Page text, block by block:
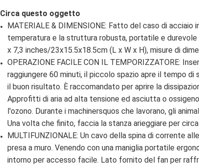
Circa questo oggetto
MATERIALE & DIMENSIONE: Fatto del caso di
temperatura e la struttura robusta, portatile e durevole
x 7,3 inches/23x15.5x18.5cm (L x W x H), misure di
OPERAZIONE FACILE CON IL TEMPORIZZATORE:
raggiungere 60 minuti, il piccolo spazio apre il tempo
il buon risultato. È raccomandato per aprire la
Approfitti di aria ad alta tensione ed asciutta o
l'ozono. Durante i machinersquos che lavorano, gli
Una volta che finito, faccia la stanza arieggiare per
MULTIFUNZIONALE: Un cavo della spina di corrente
presa a muro. Venendo con una maniglia portatile
intorno per accesso facile. Lato fornito del fan per